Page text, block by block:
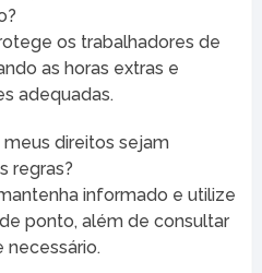
os trabalhadores de
as horas extras e
adequadas.
direitos sejam
regras?
informado e utilize
ponto, além de consultar
necessário.